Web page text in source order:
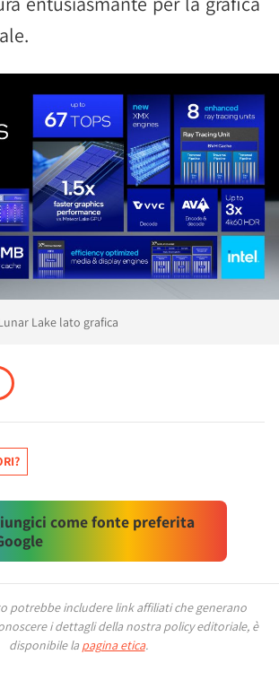
Lake lato grafica
come fonte preferita
potrebbe includere link affiliati che generano
i dettagli della nostra policy editoriale, è
disponibile la pagina etica.